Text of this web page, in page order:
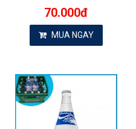
70.000đ
MUA NGAY